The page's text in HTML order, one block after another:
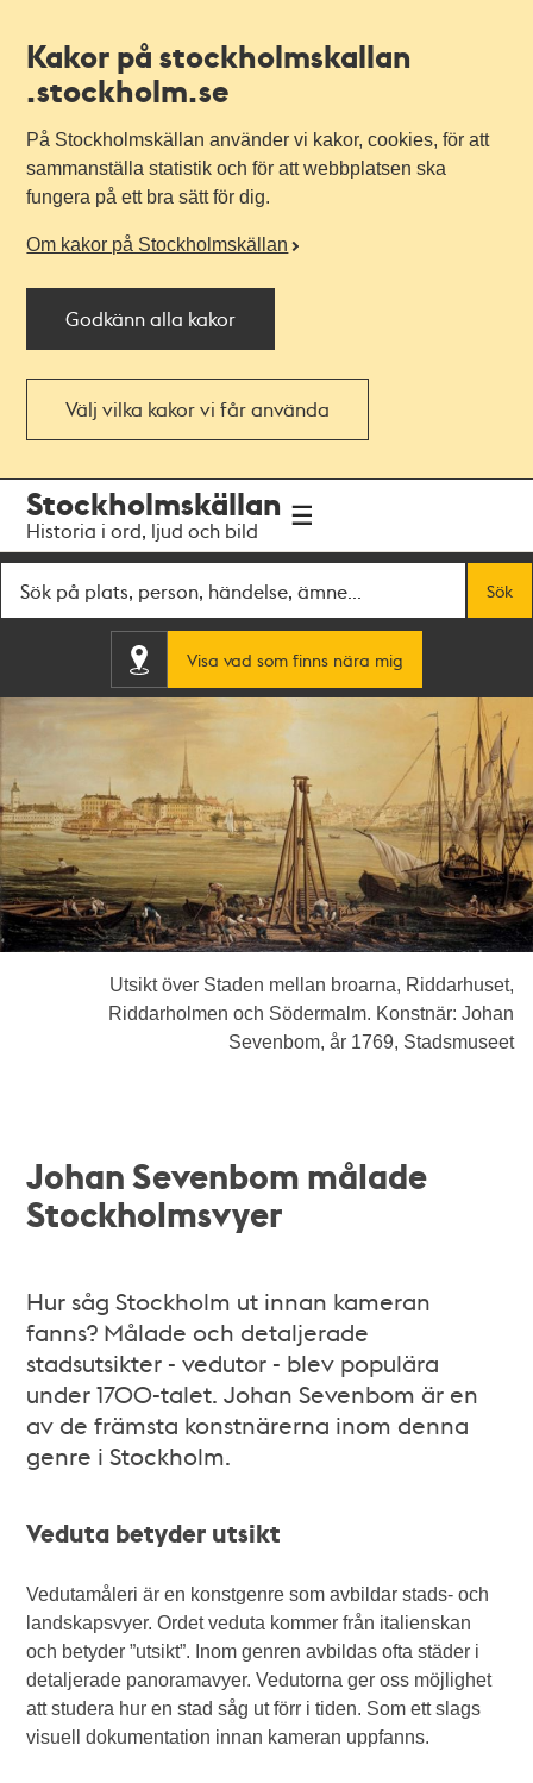
Kakor på stockholmskallan
.stockholm.se
På Stockholmskällan använder vi kakor, cookies, för att
sammanställa statistik och för att webbplatsen ska
fungera på ett bra sätt för dig.
Om kakor på Stockholmskällan
Godkänn alla kakor
Välj vilka kakor vi får använda
navigationen
huvudinnehållet
Stockholmskällan
Historia i ord, ljud och bild
Sök
Visa vad som finns nära mig
Utsikt över Staden mellan broarna, Riddarhuset,
Riddarholmen och Södermalm. Konstnär: Johan
Sevenbom, år 1769, Stadsmuseet
Johan Sevenbom målade
Stockholmsvyer
Hur såg Stockholm ut innan kameran
fanns? Målade och detaljerade
stadsutsikter - vedutor - blev populära
under 1700-talet. Johan Sevenbom är en
av de främsta konstnärerna inom denna
genre i Stockholm.
Veduta betyder utsikt
Vedutamåleri är en konstgenre som avbildar stads- och
landskapsvyer. Ordet veduta kommer från italienskan
och betyder ”utsikt”. Inom genren avbildas ofta städer i
detaljerade panoramavyer. Vedutorna ger oss möjlighet
att studera hur en stad såg ut förr i tiden. Som ett slags
visuell dokumentation innan kameran uppfanns.